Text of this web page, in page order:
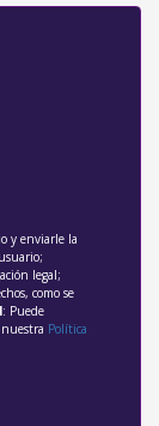
y enviarle la
legal;
como se
: Puede
Política